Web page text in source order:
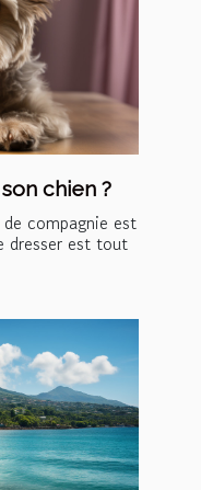
chien ?
compagnie est
dresser est tout